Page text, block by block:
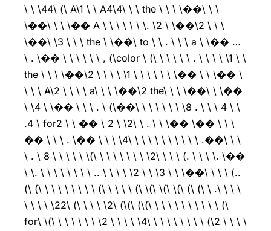
\ \ \44\ (\ A\1 \ \ A4\4\ \ \ the \ \ \ \��\ \ \
\��\ \ \ \�� A \ \ \ \ \ \ \. \2 \ \��\2 \ \ \
\��\ \3 \ \ \ the \ \��\ to \ \ . \ \ \ a \ \�� …
\ . \�� \ \ \ \ \ \ , (\color \ (\ \ \ \ \ \ . \ \ \ \ \1 \ \
the \ \ \ \��\2 \ \ \ \ \1 \ \ \ \ \ \ \�� \ \ \�� \
\ \ \ A\2 \ \ \ \ a\ \ \ \��\2 the\ \ \ \��\ \ \��
\ \4 \ \�� \ \ \ . \ (\��\ \ \ \ \ \ \ \8 . \ \ \ 4 \ \
.4 \ for2 \ \ �� \ 2 \ \2\ \ . \ \ \�� \�� \ \ \
�� \ \ \ . \�� \ \ \ \4\ \ \ \ \ \ \ \ \ \ \ .��\ \ \
\ . \ 8 \ \ \ \ \ \(\ \ \ \ \ \ \ \ \2\ \ \ \ (. \ \ \ \. \��
\ \. \ \ \ \ \ \ \ \ .. \ \ \ \ \2 \ \ \3 \ \ \��\ \ \ \ (..
(\ (\ \ \ \ \ \ \ \ \ (\ \ \ \ \ (\ \(\ \(\ \(\ (\ (\ \ .\ \ \ \
\ \ \ \ \22\ (\ \ \ \ \2\ (\(\ (\(\ \ \ \ \ \ \ \ \ \ \ (\
for\ \(\ \ \ \ \ \ \ \2 \ \ \ \ \4\ \ \ \ \ \ \ \ \ (\2 \ \ \ \